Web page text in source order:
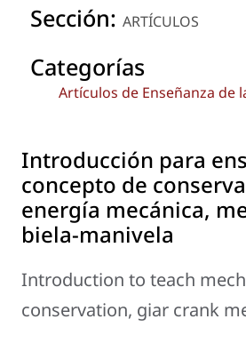
Sección: ARTÍCULOS
Categorías
Artículos de Enseñanza de
Introducción para
concepto de
energía mecánica,
biela-manivela
Introduction to teach
conservation, giar crank